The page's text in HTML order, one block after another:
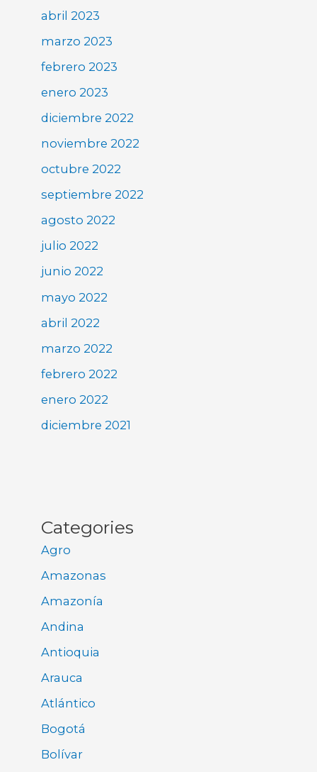
abril 2023
marzo 2023
febrero 2023
enero 2023
diciembre 2022
noviembre 2022
octubre 2022
septiembre 2022
agosto 2022
julio 2022
junio 2022
mayo 2022
abril 2022
marzo 2022
febrero 2022
enero 2022
diciembre 2021
Categories
Agro
Amazonas
Amazonía
Andina
Antioquia
Arauca
Atlántico
Bogotá
Bolívar